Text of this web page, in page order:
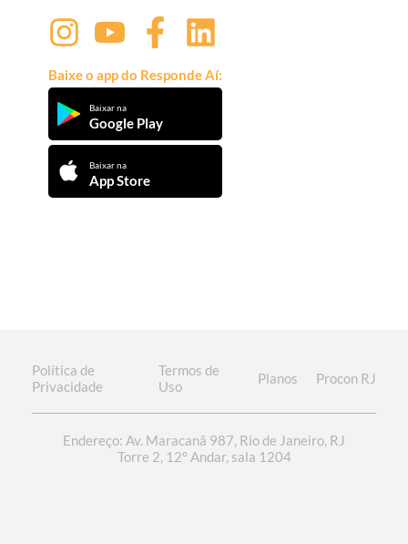
Baixe o app do Responde Aí:
Baixar na
Google Play
Baixar na
App Store
Política de
Privacidade
Termos de
Uso
Planos Procon RJ
Endereço: Av. Maracanã 987, Rio de Janeiro, RJ
Torre 2, 12º Andar, sala 1204